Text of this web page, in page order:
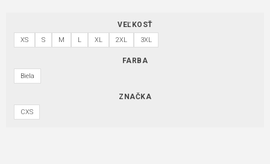
VEĽKOSŤ
XS S M L XL 2XL 3XL
FARBA
Biela
ZNAČKA
CXS